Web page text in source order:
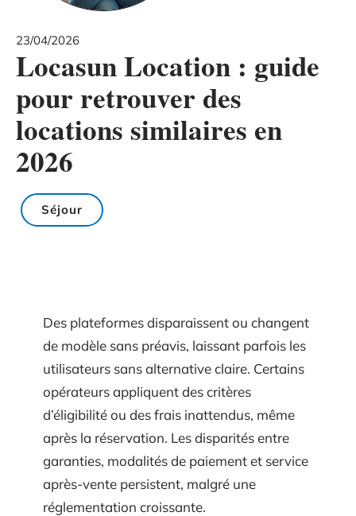
23/04/2026
Locasun Location : guide
pour retrouver des
locations similaires en
2026
Séjour
Des plateformes disparaissent ou changent
de modèle sans préavis, laissant parfois les
utilisateurs sans alternative claire. Certains
opérateurs appliquent des critères
d’éligibilité ou des frais inattendus, même
après la réservation. Les disparités entre
garanties, modalités de paiement et service
après-vente persistent, malgré une
réglementation croissante.